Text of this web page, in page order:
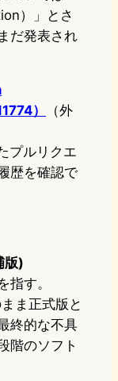
）」とさ
だ発表され
）
（外
プルリクエ
歴を確認で
版)
指す。
ま正式版と
終的な不具
階のソフト